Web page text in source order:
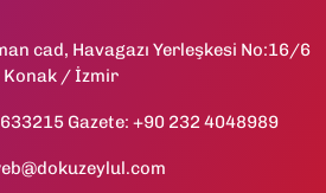
cad, Havagazı Yerleşkesi No:16/6
Konak / İzmir
Gazete: +90 232 4048989